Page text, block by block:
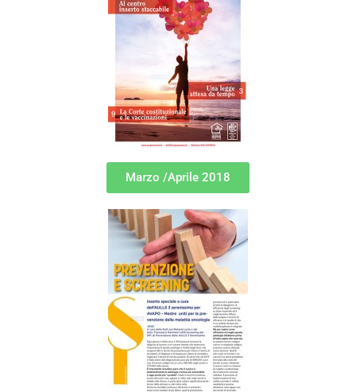
Marzo /Aprile 2018